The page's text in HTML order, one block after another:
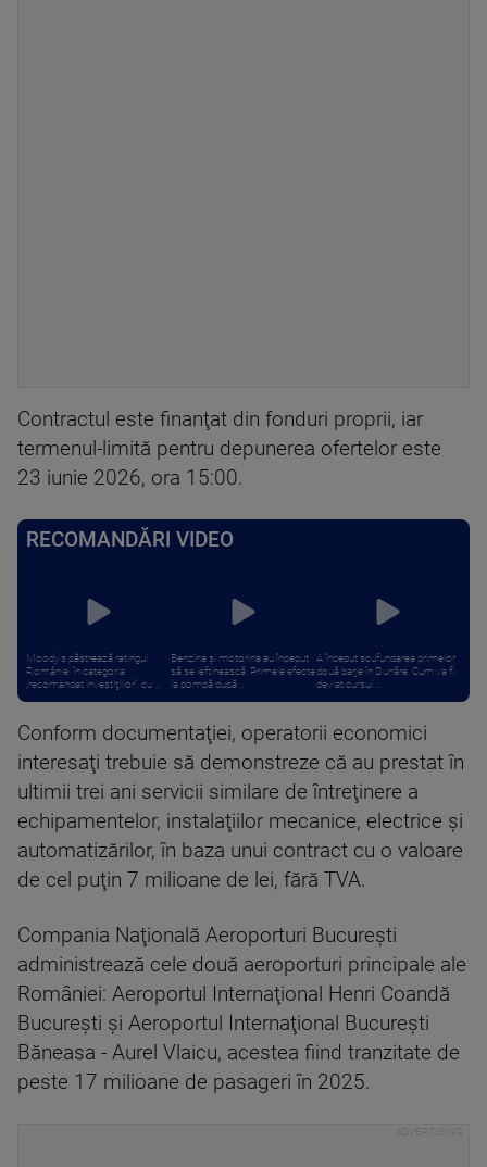
Contractul este finanţat din fonduri proprii, iar
termenul-limită pentru depunerea ofertelor este
23 iunie 2026, ora 15:00.
RECOMANDĂRI VIDEO
Moody’s păstrează ratingul
României în categoria
„recomandat investiţiilor”, cu ...
Benzina și motorina au început
să se ieftinească. Primele efecte
la pompă după ...
A început scufundarea primelor
două barje în Dunăre. Cum va fi
deviat cursul ...
Conform documentaţiei, operatorii economici
interesaţi trebuie să demonstreze că au prestat în
ultimii trei ani servicii similare de întreţinere a
echipamentelor, instalaţiilor mecanice, electrice şi
automatizărilor, în baza unui contract cu o valoare
de cel puţin 7 milioane de lei, fără TVA.
Compania Naţională Aeroporturi Bucureşti
administrează cele două aeroporturi principale ale
României: Aeroportul Internaţional Henri Coandă
Bucureşti şi Aeroportul Internaţional Bucureşti
Băneasa - Aurel Vlaicu, acestea fiind tranzitate de
peste 17 milioane de pasageri în 2025.